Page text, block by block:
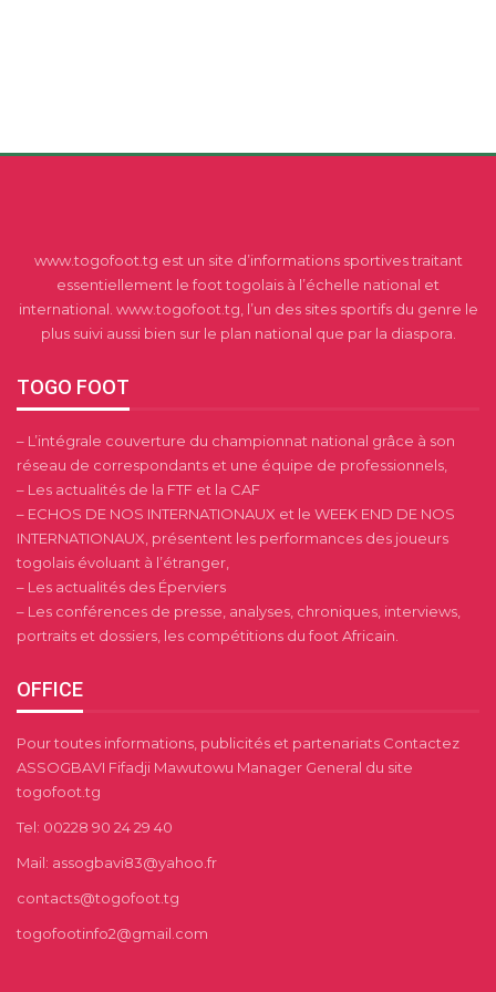
www.togofoot.tg est un site d’informations sportives traitant
essentiellement le foot togolais à l’échelle national et
international. www.togofoot.tg, l’un des sites sportifs du genre le
plus suivi aussi bien sur le plan national que par la diaspora.
TOGO FOOT
– L’intégrale couverture du championnat national grâce à son
réseau de correspondants et une équipe de professionnels,
– Les actualités de la FTF et la CAF
– ECHOS DE NOS INTERNATIONAUX et le WEEK END DE NOS
INTERNATIONAUX, présentent les performances des joueurs
togolais évoluant à l’étranger,
– Les actualités des Éperviers
– Les conférences de presse, analyses, chroniques, interviews,
portraits et dossiers, les compétitions du foot Africain.
OFFICE
Pour toutes informations, publicités et partenariats Contactez
ASSOGBAVI Fifadji Mawutowu Manager General du site
togofoot.tg
Tel: 00228 90 24 29 40
Mail: assogbavi83@yahoo.fr
contacts@togofoot.tg
togofootinfo2@gmail.com